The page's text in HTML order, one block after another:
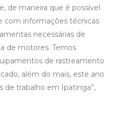
de maneira que é possível
com informações técnicas
necessárias de
de motores. Temos
de rastreamento
além do mais, este ano
de trabalho em Ipatinga”,